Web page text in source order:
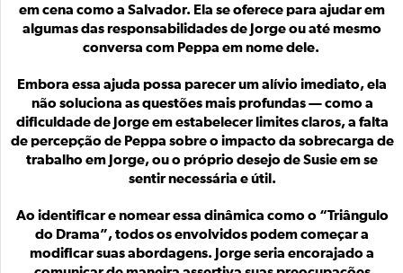
em cena como a Salvador. Ela se oferece para ajudar em
algumas das responsabilidades de Jorge ou até mesmo
conversa com Peppa em nome dele.
Embora essa ajuda possa parecer um alívio imediato, ela
não soluciona as questões mais profundas — como a
dificuldade de Jorge em estabelecer limites claros, a falta
de percepção de Peppa sobre o impacto da sobrecarga de
trabalho em Jorge, ou o próprio desejo de Susie em se
sentir necessária e útil.
Ao identificar e nomear essa dinâmica como o “Triângulo
do Drama”, todos os envolvidos podem começar a
modificar suas abordagens. Jorge seria encorajado a